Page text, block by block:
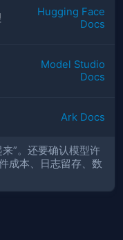
Hugging Face
Docs
Model Studio
Docs
Ark Docs
”。还要确认模型许
成本、日志留存、数